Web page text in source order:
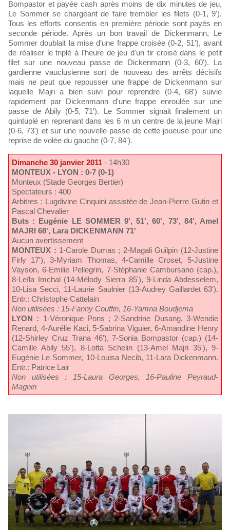
Bompastor et payée cash après moins de dix minutes de jeu,
Le Sommer se chargeant de faire trembler les filets (0-1, 9').
Tous les efforts consentis en première période sont payés en
seconde période. Après un bon travail de Dickenmann, Le
Sommer doublait la mise d’une frappe croisée (0-2, 51'), avant
de réaliser le triplé à l’heure de jeu d'un tir croisé dans le petit
filet sur une nouveau passe de Dickenmann (0-3, 60'). La
gardienne vauclusienne sort de nouveau des arrêts décisifs
mais ne peut que repousser une frappe de Dickenmann sur
laquelle Majri a bien suivi pour reprendre (0-4, 68') suivie
rapidement par Dickenmann d'une frappe enroulée sur une
passe de Abily (0-5, 71'). Le Sommer signait finalement un
quintuplé en reprenant dans les 6 m un centre de la jeune Majri
(0-6, 73') et sur une nouvelle passe de cette joueuse pour une
reprise de volée du gauche (0-7, 84').
Dimanche 30 janvier 2011 - 14h30
MONTEUX - LYON : 0-7 (0-1)
Monteux (Stade Georges Bertier)
Spectateurs : 400
Arbitres : Lugdivine Cinquini assistée de Jean-Pierre Gutin et
Pascal Chevalier
Buts : Eugénie LE SOMMER 9', 51', 60', 73', 84', Amel
MAJRI 68', Lara DICKENMANN 71'
Aucun avertissement
MONTEUX : 1-Carole Dumas ; 2-Magali Guilpin (12-Justine
Firly 17'), 3-Myriam Thomas, 4-Camille Croset, 5-Justine
Vayson, 6-Emilie Pellegrin, 7-Stéphanie Cambursano (cap.),
8-Leïla Imchal (14-Mélody Sierra 85'), 9-Linda Abdesselem,
10-Lisa Secci, 11-Laurie Saulnier (13-Audrey Gaillardet 63').
Entr.: Christophe Cattelain
Non utilisées : 15-Fanny Couffin, 16-Yamna Boudjema
LYON : 1-Véronique Pons ; 2-Sandrine Dusang, 3-Wendie
Renard, 4-Aurélie Kaci, 5-Sabrina Viguier, 6-Amandine Henry
(12-Shirley Cruz Trana 46'), 7-Sonia Bompastor (cap.) (14-
Camille Abily 55'), 8-Lotta Schelin (13-Amel Majri 35'), 9-
Eugénie Le Sommer, 10-Louisa Necib, 11-Lara Dickenmann.
Entr.: Patrice Lair
Non utilisées : 15-Laura Georges, 16-Pauline Peyraud-
Magnin